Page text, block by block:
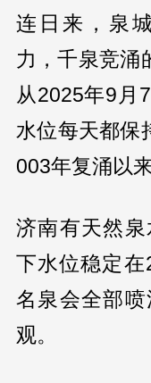
连日来，泉
力，千泉竞涌
从2025年9月
水位每天都保
003年复涌以
济南有天然
下水位稳定
名泉会全部
观。